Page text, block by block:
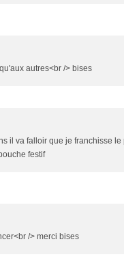
autres<br /> bises
il va falloir que je franchisse le
festif
/> merci bises